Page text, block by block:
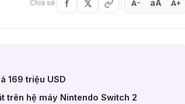
Chia sẻ A− aA A+
169 triệu USD
trên hệ máy Nintendo Switch 2